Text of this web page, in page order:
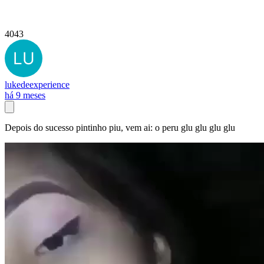
4043
lukedeexperience
há 9 meses
Depois do sucesso pintinho piu, vem ai: o peru glu glu glu glu